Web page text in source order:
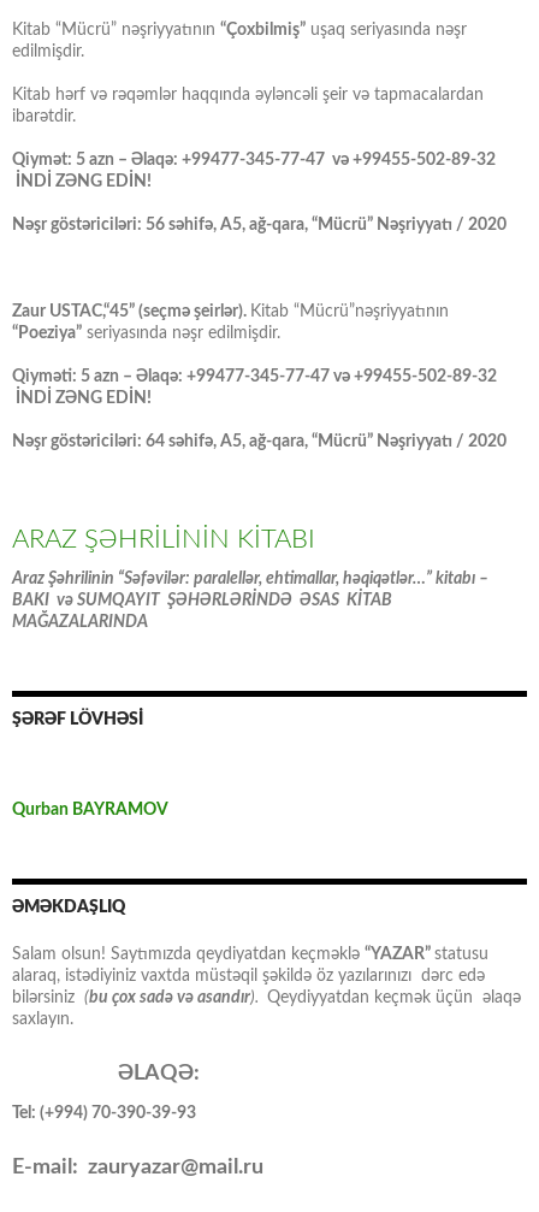
Kitab “Mücrü” nəşriyyatının “Çoxbilmiş” uşaq seriyasında nəşr
edilmişdir.
Kitab hərf və rəqəmlər haqqında əyləncəli şeir və tapmacalardan
ibarətdir.
Qiymət: 5 azn – Əlaqə: +99477-345-77-47 və +99455-502-89-32
İNDİ ZƏNG EDİN!
Nəşr göstəriciləri: 56 səhifə, A5, ağ-qara, “Mücrü” Nəşriyyatı / 2020
Zaur USTAC,“45” (seçmə şeirlər). Kitab “Mücrü”nəşriyyatının
“Poeziya” seriyasında nəşr edilmişdir.
Qiyməti: 5 azn – Əlaqə: +99477-345-77-47 və +99455-502-89-32
İNDİ ZƏNG EDİN!
Nəşr göstəriciləri: 64 səhifə, A5, ağ-qara, “Mücrü” Nəşriyyatı / 2020
ARAZ ŞƏHRİLİNİN KİTABI
Araz Şəhrilinin “Səfəvilər: paralellər, ehtimallar, həqiqətlər…” kitabı –
BAKI və SUMQAYIT ŞƏHƏRLƏRİNDƏ ƏSAS KİTAB
MAĞAZALARINDA
ŞƏRƏF LÖVHƏSİ
Qurban BAYRAMOV
ƏMƏKDAŞLIQ
Salam olsun! Saytımızda qeydiyatdan keçməklə “YAZAR” statusu
alaraq, istədiyiniz vaxtda müstəqil şəkildə öz yazılarınızı dərc edə
bilərsiniz (bu çox sadə və asandır). Qeydiyyatdan keçmək üçün əlaqə
saxlayın.
ƏLAQƏ:
Tel: (+994) 70-390-39-93
E-mail: zauryazar@mail.ru